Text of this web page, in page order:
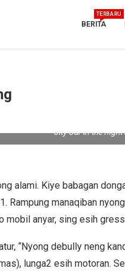
BERITA
TERBARU
City Car in the night
alami. Kiye babagan
Rampung manaqiban
mobil anyar, sing esih
“Nyong debully neng
lunga2 esih motoran.